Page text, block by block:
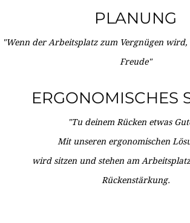
PLANUNG
"Wenn der Arbeitsplatz zum Vergnügen
Freude"
ERGONOMISCHES
"Tu deinem Rücken etwas
Mit unseren ergonomischen
wird sitzen und stehen am
Rückenstärkung.